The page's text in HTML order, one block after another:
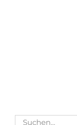
Suche